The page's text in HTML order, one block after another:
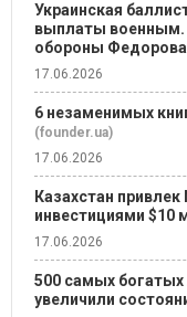
Украинская
выплаты военным.
обороны Федорова
17.06.2026
6 незаменимых
(founder.ua)
17.06.2026
Казахстан
инвестициями $10
17.06.2026
500 самых
увеличили